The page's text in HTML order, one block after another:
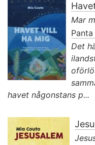
Mar
Det
havet någonstans p...